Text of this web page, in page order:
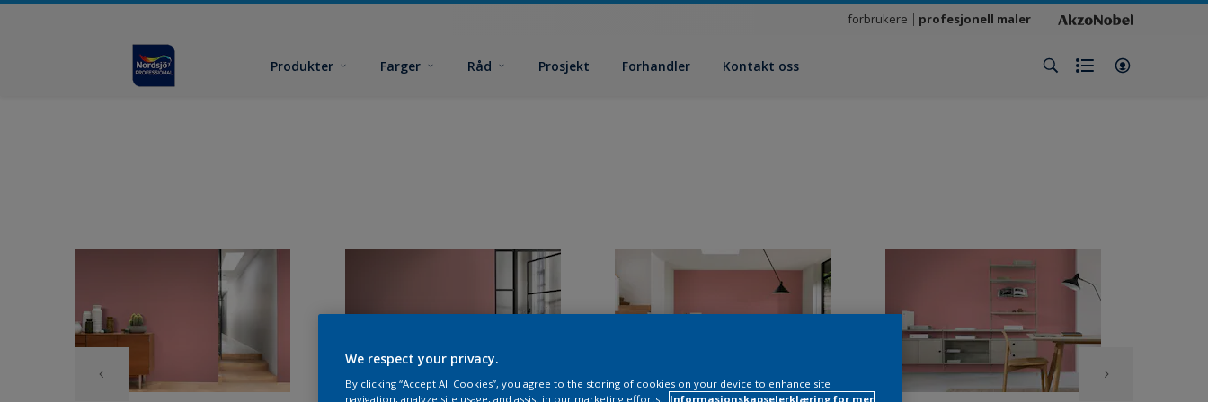
forbrukere profesjonell maler
Produkter Farger Råd Prosjekt Forhandler Kontakt oss
We respect your privacy.
By clicking “Accept All Cookies”, you agree to the storing of cookies on your device to enhance site
navigation, analyze site usage, and assist in our marketing efforts.
Informasjonskapselerklæring for mer